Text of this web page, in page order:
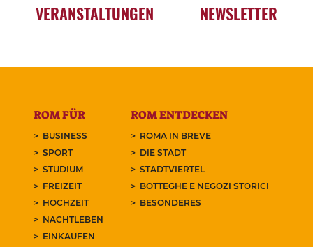
VERANSTALTUNGEN NEWSLETTER
ROM FÜR
BUSINESS
SPORT
STUDIUM
FREIZEIT
HOCHZEIT
NACHTLEBEN
EINKAUFEN
ROM ENTDECKEN
ROMA IN BREVE
DIE STADT
STADTVIERTEL
BOTTEGHE E NEGOZI STORICI
BESONDERES